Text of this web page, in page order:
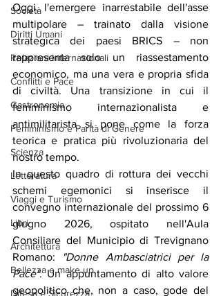
Società
Diritti Umani
Relazioni Internazionali
Conflitti e Pace
Gastronomia
Femminismo e Parità di Genere
Scienza
Letteratura
Viaggi e Turismo
Libri
Architettura
Bellezza e make up
Difesa e Sicurezza
Oggi, l'emergere inarrestabile dell'asse
multipolare – trainato dalla visione
strategica dei paesi BRICS – non
rappresenta solo un riassestamento
economico, ma una vera e propria sfida
di civiltà. Una transizione in cui il
femminismo internazionalista e
antimilitarista si pone come la forza
teorica e pratica più rivoluzionaria del
nostro tempo.
In questo quadro di rottura dei vecchi
schemi egemonici si inserisce il
convegno internazionale del prossimo 6
giugno 2026, ospitato nell'Aula
Consiliare del Municipio di Trevignano
Romano:
"Donne Ambasciatrici per la
Pace". Un appuntamento di alto valore
geopolitico che, non a caso, gode del